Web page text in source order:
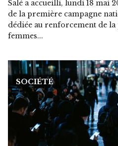
Salé a accueilli, lundi 18 mai
de la première campagne
dédiée au renforcement de
femmes...
SOCIÉTÉ